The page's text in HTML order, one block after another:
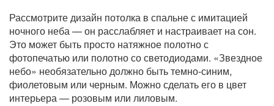
Рассмотрите дизайн потолка в спальне с имитацией
ночного неба — он расслабляет и настраивает на сон.
Это может быть просто натяжное полотно с
фотопечатью или полотно со светодиодами. «Звездное
небо» необязательно должно быть темно-синим,
фиолетовым или черным. Можно сделать его в цвет
интерьера — розовым или лиловым.